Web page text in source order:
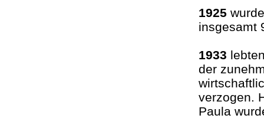
1925
insgesamt
1933
der
verzogen.
Paula